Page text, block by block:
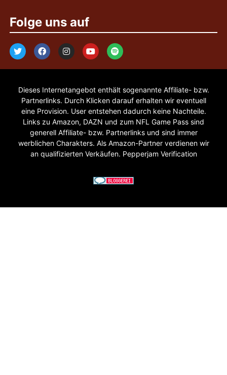
Folge uns auf
Dieses Internetangebot enthält sogenannte Affiliate- bzw.
Partnerlinks. Durch Klicken darauf erhalten wir eventuell
eine Provision. User entstehen dadurch keine Nachteile.
Links zu Amazon, DAZN und zum NFL Game Pass sind
generell Affiliate- bzw. Partnerlinks und sind immer
werblichen Charakters. Als Amazon-Partner verdienen wir
an qualifizierten Verkäufen. Pepperjam Verification